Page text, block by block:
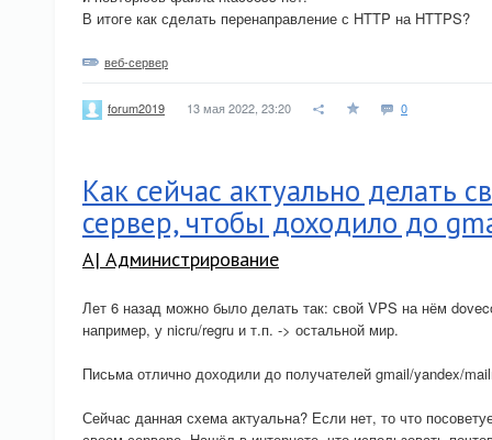
В итоге как сделать перенаправление с HTTP на HTTPS?
веб-сервер
forum2019 13 мая 2022, 23:20 0
Как сейчас актуально делать
сервер, чтобы доходило до
A| Администрирование
Лет 6 назад можно было делать так: свой VPS на нём
например, у nicru/regru и т.п. -> остальной мир.
Письма отлично доходили до получателей gmail/yandex/
Сейчас данная схема актуальна? Если нет, то что